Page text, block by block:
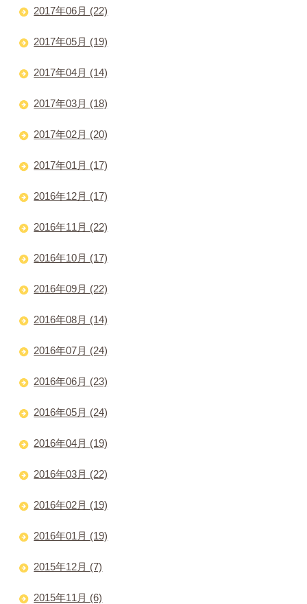
2017年06月 (22)
2017年05月 (19)
2017年04月 (14)
2017年03月 (18)
2017年02月 (20)
2017年01月 (17)
2016年12月 (17)
2016年11月 (22)
2016年10月 (17)
2016年09月 (22)
2016年08月 (14)
2016年07月 (24)
2016年06月 (23)
2016年05月 (24)
2016年04月 (19)
2016年03月 (22)
2016年02月 (19)
2016年01月 (19)
2015年12月 (7)
2015年11月 (6)